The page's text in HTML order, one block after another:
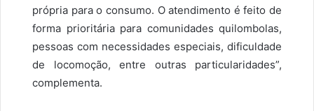
própria para o consumo. O atendimento é feito de
forma prioritária para comunidades quilombolas,
pessoas com necessidades especiais, dificuldade
de locomoção, entre outras particularidades”,
complementa.